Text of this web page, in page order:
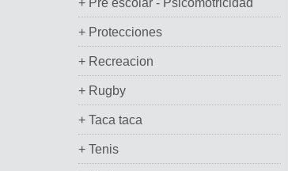
+ Pre escolar - Psicomotricidad
+ Protecciones
+ Recreacion
+ Rugby
+ Taca taca
+ Tenis